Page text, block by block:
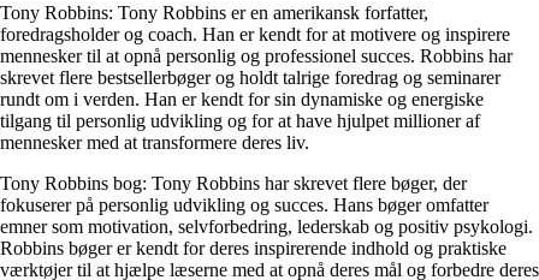
Tony Robbins: Tony Robbins er en amerikansk forfatter,
foredragsholder og coach. Han er kendt for at motivere og inspirere
mennesker til at opnå personlig og professionel succes. Robbins har
skrevet flere bestsellerbøger og holdt talrige foredrag og seminarer
rundt om i verden. Han er kendt for sin dynamiske og energiske
tilgang til personlig udvikling og for at have hjulpet millioner af
mennesker med at transformere deres liv.
Tony Robbins bog: Tony Robbins har skrevet flere bøger, der
fokuserer på personlig udvikling og succes. Hans bøger omfatter
emner som motivation, selvforbedring, lederskab og positiv psykologi.
Robbins bøger er kendt for deres inspirerende indhold og praktiske
værktøjer til at hjælpe læserne med at opnå deres mål og forbedre deres